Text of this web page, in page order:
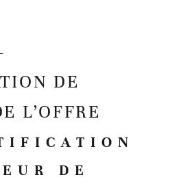
DE
L’OFFRE
DE